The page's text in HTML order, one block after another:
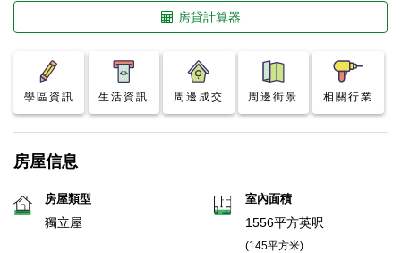
房貸計算器
學區資訊 生活資訊 周邊成交 周邊街景 相關行業
房屋信息
房屋類型
獨立屋
室內面積
1556平方英呎
(145平方米)